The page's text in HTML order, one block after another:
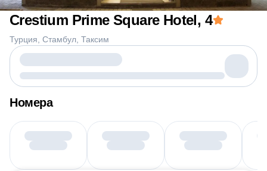
Crestium Prime Square Hotel, 4
Турция Стамбул Таксим
Номера